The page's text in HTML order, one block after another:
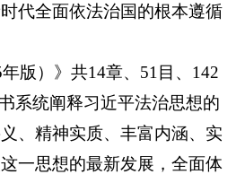
代全面依法治国的根本遵循
年版）》共14章、51目、142
系统阐释习近平法治思想的
、精神实质、丰富内涵、实
一思想的最新发展，全面体